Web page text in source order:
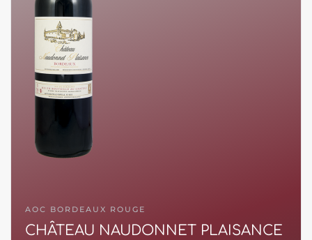
AOC BORDEAUX ROUGE
CHÂTEAU NAUDONNET PLAISANCE